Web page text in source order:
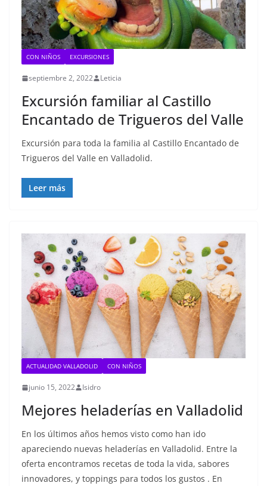
CON NIÑOS EXCURSIONES
septiembre 2, 2022 Leticia
Excursión familiar al Castillo
Encantado de Trigueros del Valle
Excursión para toda la familia al Castillo Encantado de
Trigueros del Valle en Valladolid.
Leer más
ACTUALIDAD VALLADOLID CON NIÑOS
junio 15, 2022 Isidro
Mejores heladerías en Valladolid
En los últimos años hemos visto como han ido
apareciendo nuevas heladerías en Valladolid. Entre la
oferta encontramos recetas de toda la vida, sabores
innovadores, y toppings para todos los gustos . En